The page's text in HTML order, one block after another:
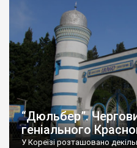
“Дюльбер”.
геніального
У Кореїзі розташовано